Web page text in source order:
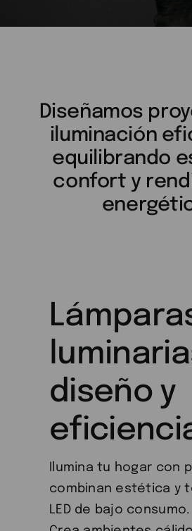
Diseñamos
iluminación
equilibrando
confort y
diseño y
Ilumina tu hogar con
combinan estética y
LED de bajo consumo.